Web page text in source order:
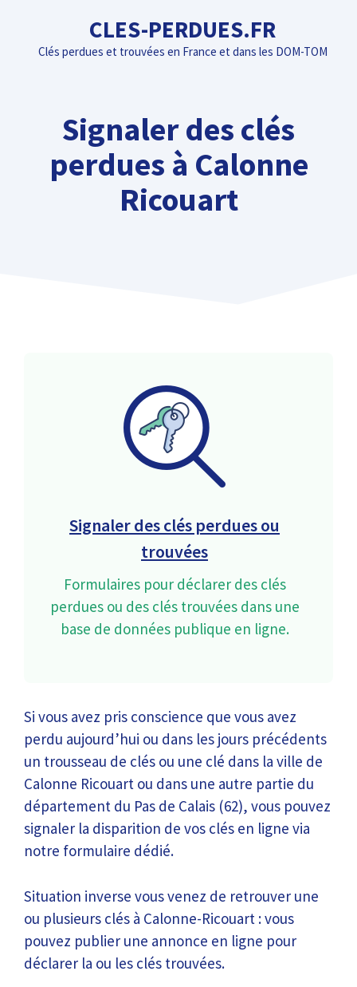
contenu
CLES-PERDUES.FR
Clés perdues et trouvées en France et dans les DOM-TOM
Signaler des clés
perdues à Calonne
Ricouart
Signaler des clés perdues ou
trouvées
Formulaires pour déclarer des clés
perdues ou des clés trouvées dans une
base de données publique en ligne.
Si vous avez pris conscience que vous avez
perdu aujourd’hui ou dans les jours précédents
un trousseau de clés ou une clé dans la ville de
Calonne Ricouart ou dans une autre partie du
département du Pas de Calais (62), vous pouvez
signaler la disparition de vos clés en ligne via
notre formulaire dédié.
Situation inverse vous venez de retrouver une
ou plusieurs clés à Calonne-Ricouart : vous
pouvez publier une annonce en ligne pour
déclarer la ou les clés trouvées.